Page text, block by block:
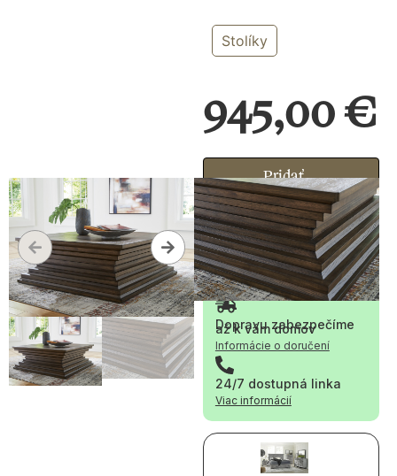
Stolíky
945,00€
Pridať
do
dopytu
Materiál: Drevo
Dopravu zabezpečíme
až k vám domov
Informácie o doručení
24/7 dostupná linka
Viac informácií